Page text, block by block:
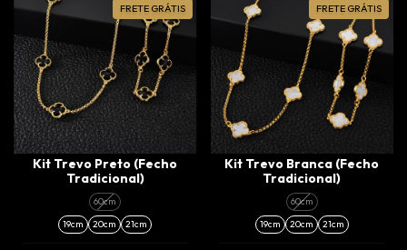
FRETE GRÁTIS
Kit Trevo Preto (Fecho
Tradicional)
60cm
19cm
20cm 21cm
FRETE GRÁTIS
Kit Trevo Branca (Fecho
Tradicional)
60cm
19cm
20cm 21cm